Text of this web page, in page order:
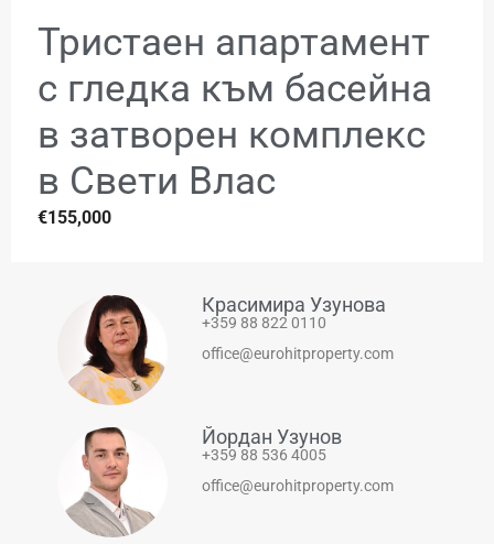
Тристаен апартамент
с гледка към басейна
в затворен комплекс
в Свети Влас
€155,000
Красимира Узунова
+359 88 822 0110
office@eurohitproperty.com
Йордан Узунов
+359 88 536 4005
office@eurohitproperty.com